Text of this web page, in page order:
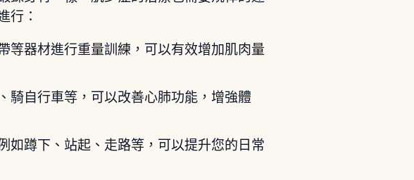
行：
等器材進行重量訓練，可以有效增加肌肉量
騎自行車等，可以改善心肺功能，增強體
如蹲下、站起、走路等，可以提升您的日常